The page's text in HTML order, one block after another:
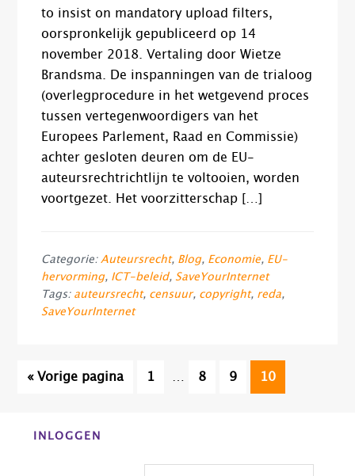
to insist on mandatory upload filters,
oorspronkelijk gepubliceerd op 14
november 2018. Vertaling door Wietze
Brandsma. De inspanningen van de trialoog
(overlegprocedure in het wetgevend proces
tussen vertegenwoordigers van het
Europees Parlement, Raad en Commissie)
achter gesloten deuren om de EU-
auteursrechtrichtlijn te voltooien, worden
voortgezet. Het voorzitterschap […]
Categorie: Auteursrecht, Blog, Economie, EU-
hervorming, ICT-beleid, SaveYourInternet
Tags: auteursrecht, censuur, copyright, reda,
SaveYourInternet
« Ga
Vorige pagina Pagina
1
InterimPagina
8 Pagina
9 Pagina
10
Before
INLOGGEN